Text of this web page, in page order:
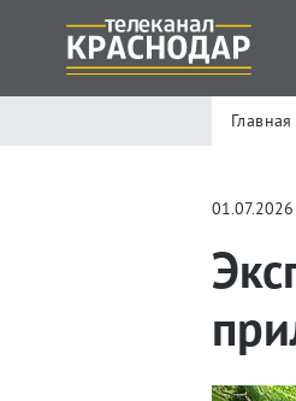
Главная